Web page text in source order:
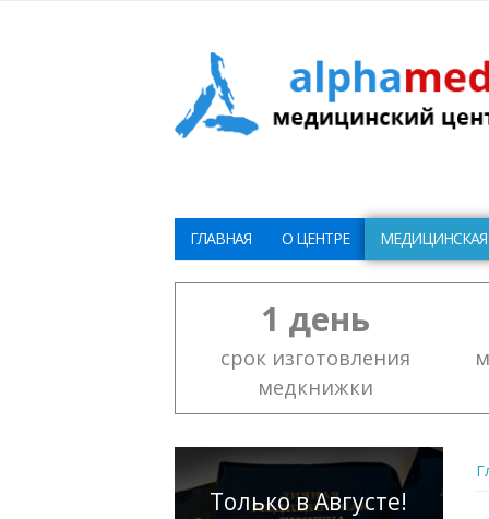
ГЛАВНАЯ О ЦЕНТРЕ
1 день
срок изготовления
медкнижки
Только в Августе!